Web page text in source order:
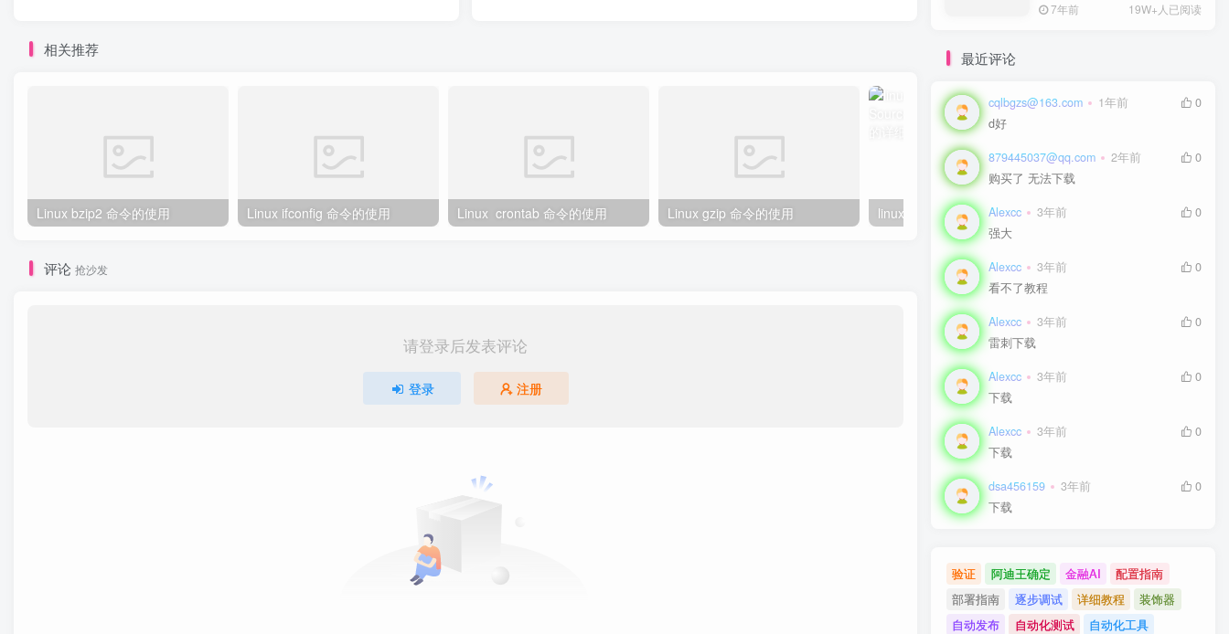
相关推荐
Linux bzip2 命令的使用 Linux ifconfig 命令的使用 Linux crontab 命令的使用 Linux gzip 命令的使用 linux系统虚拟主机开启支持SourceGuardian（sg11）加密组件的详细步骤
评论 抢沙发
请登录后发表评论
登录 注册
7年前 19W+人已阅读
最近评论
cqlbgzs@163.com 1年前
0
d好
879445037@qq.com 2年前
0
购买了 无法下载
Alexcc 3年前
0
强大
Alexcc 3年前
0
看不了教程
Alexcc 3年前
0
雷刺下载
Alexcc 3年前
0
下载
Alexcc 3年前
0
下载
dsa456159 3年前
0
下载
验证 阿迪王确定 金融AI
配置指南
部署指南
逐步调试 详细教程
装饰器
自动发布
自动化测试
自动化工具